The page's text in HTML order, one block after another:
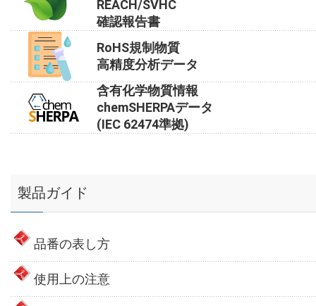
REACH/SVHC
確認報告書
RoHS規制物質
高精度分析データ
含有化学物質情報
chemSHERPAデータ
(IEC 62474準拠)
製品ガイド
品番の表し方
使用上の注意